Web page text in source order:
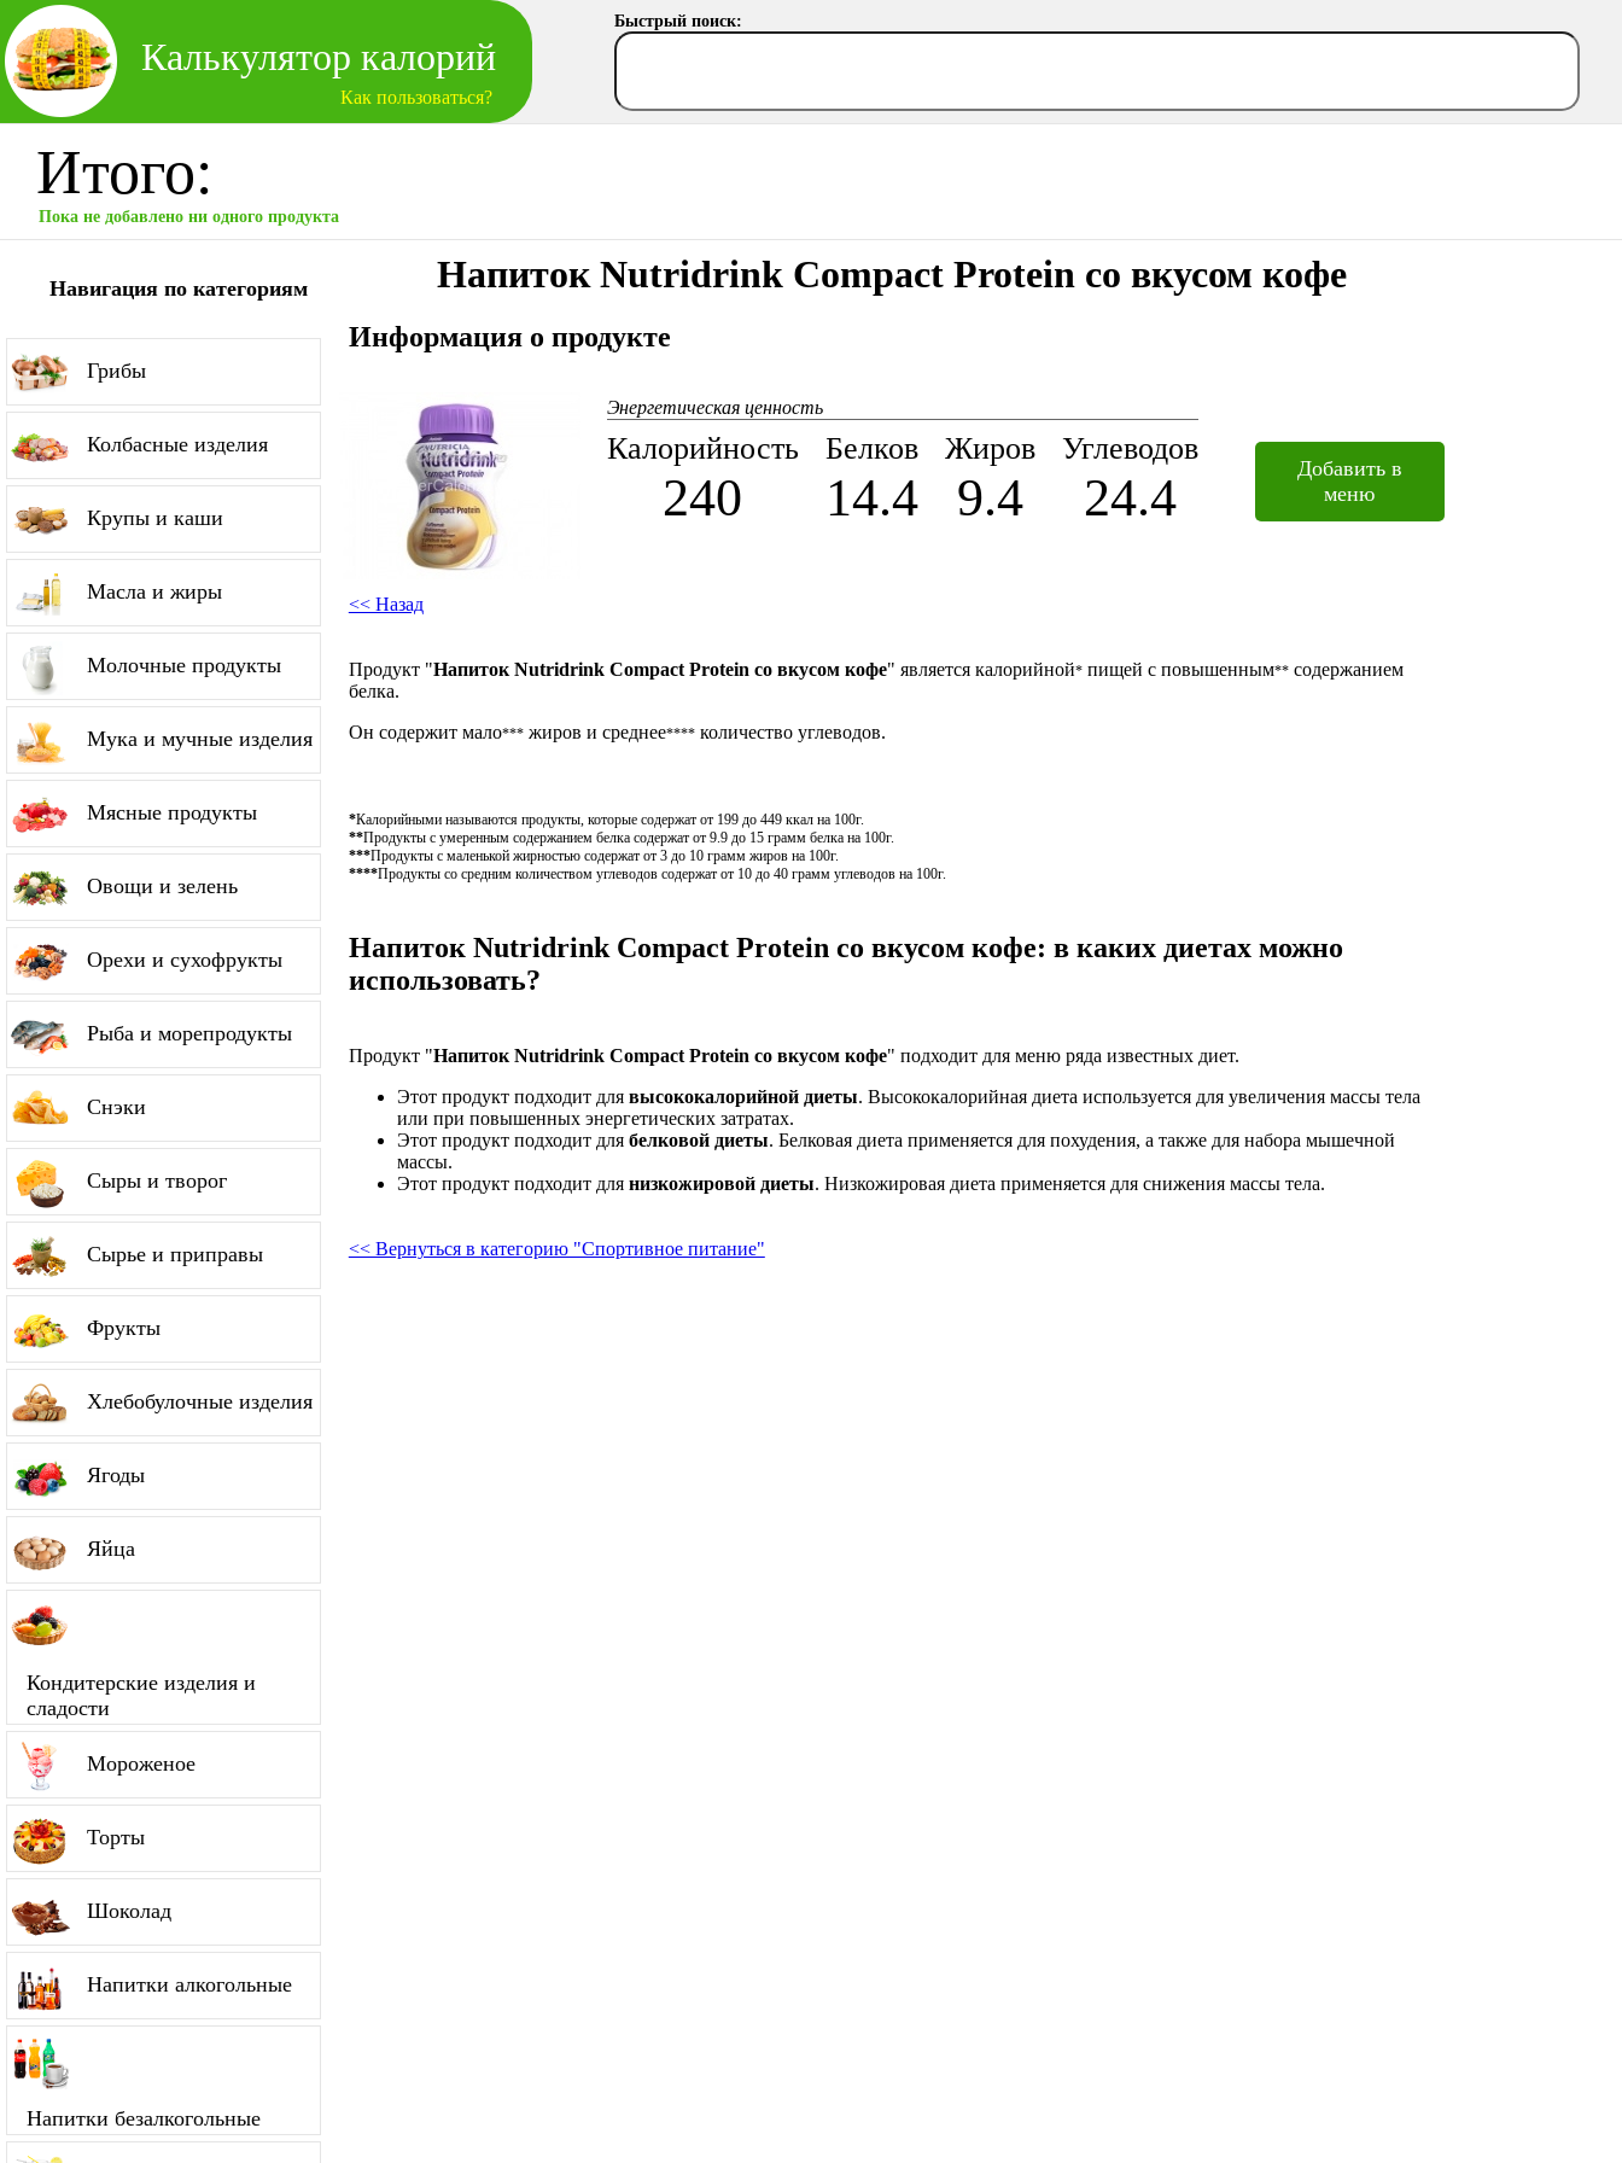
Калькулятор калорий
Как пользоваться?
Быстрый поиск:
Итого:
Пока не добавлено ни одного продукта
Навигация по категориям
Грибы
Колбасные изделия
Крупы и каши
Масла и жиры
Молочные продукты
Мука и мучные изделия
Мясные продукты
Овощи и зелень
Орехи и сухофрукты
Рыба и морепродукты
Снэки
Сыры и творог
Сырье и приправы
Фрукты
Хлебобулочные изделия
Ягоды
Яйца
Кондитерские изделия и
сладости
Мороженое
Торты
Шоколад
Напитки алкогольные
Напитки безалкогольные
Напиток Nutridrink Compact Protein со вкусом кофе
Информация о продукте
Калорийность
Энергетическая ценность
240
Белков
14.4
Жиров
9.4
Углеводов
24.4
Добавить в
меню
<< Назад
Продукт "Напиток Nutridrink Compact Protein со вкусом кофе" является калорийной*пищей с повышенным**содержанием
белка.
Он содержит мало***жиров и среднее****количество углеводов.
*Калорийными называются продукты, которые содержат от 199 до 449 ккал на 100г.
**Продукты с умеренным содержанием белка содержат от 9.9 до 15 грамм белка на 100г.
***Продукты с маленькой жирностью содержат от 3 до 10 грамм жиров на 100г.
****Продукты со средним количеством углеводов содержат от 10 до 40 грамм углеводов на 100г.
Напиток Nutridrink Compact Protein со вкусом кофе: в каких диетах можно
использовать?
Продукт "Напиток Nutridrink Compact Protein со вкусом кофе" подходит для меню ряда известных диет.
Этот продукт подходит для высококалорийной диеты. Высококалорийная диета используется для увеличения массы тела
или при повышенных энергетических затратах.
Этот продукт подходит для белковой диеты. Белковая диета применяется для похудения, а также для набора мышечной
массы.
Этот продукт подходит для низкожировой диеты. Низкожировая диета применяется для снижения массы тела.
<< Вернуться в категорию "Спортивное питание"